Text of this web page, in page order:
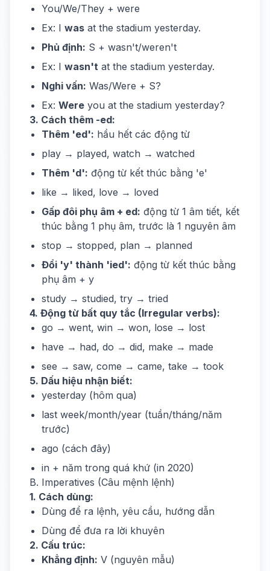
You/We/They + were
Ex: I was at the stadium yesterday.
Phủ định: S + wasn't/weren't
Ex: I wasn't at the stadium yesterday.
Nghi vấn: Was/Were + S?
Ex: Were you at the stadium yesterday?
3. Cách thêm -ed:
Thêm 'ed': hầu hết các động từ
play → played, watch → watched
Thêm 'd': động từ kết thúc bằng 'e'
like → liked, love → loved
Gấp đôi phụ âm + ed: động từ 1 âm tiết, kết
thúc bằng 1 phụ âm, trước là 1 nguyên âm
stop → stopped, plan → planned
Đổi 'y' thành 'ied': động từ kết thúc bằng
phụ âm + y
study → studied, try → tried
4. Động từ bất quy tắc (Irregular verbs):
go → went, win → won, lose → lost
have → had, do → did, make → made
see → saw, come → came, take → took
5. Dấu hiệu nhận biết:
yesterday (hôm qua)
last week/month/year (tuần/tháng/năm
trước)
ago (cách đây)
in + năm trong quá khứ (in 2020)
B. Imperatives (Câu mệnh lệnh)
1. Cách dùng:
Dùng để ra lệnh, yêu cầu, hướng dẫn
Dùng để đưa ra lời khuyên
2. Cấu trúc:
Khẳng định: V (nguyên mẫu)